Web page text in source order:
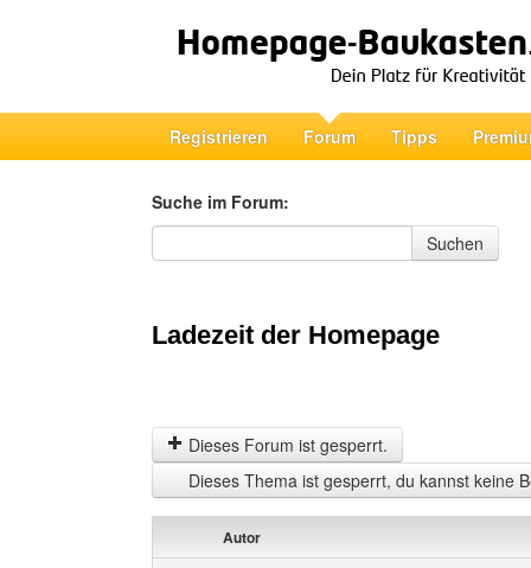
Registrieren Forum Tipps
Suche im Forum:
Suche im Forum
Suchen
Ladezeit der Homepage
Dieses Forum ist gesperrt.
Dieses Thema ist gesperrt, du kannst keine
Autor